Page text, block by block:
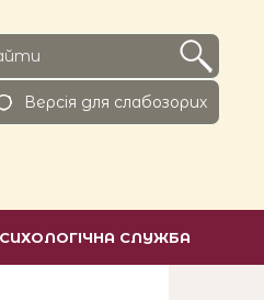
Версiя для слабозорих
СЛУЖБА